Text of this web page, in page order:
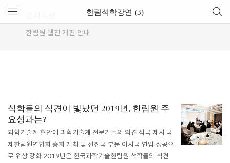
한림원 웹진 개편 안내
한림석학강연 (3)
석학들의 식견이 빛났던 2019년, 한림원 주
요성과는?
과학기술계 현안에 과학기술계 전문가들의 의견 적극 제시 국
제한림원연합회 총회 개최 및 선진국 부문 이사국 연임 성공으
로 위상 강화 2019년은 한국과학기술한림원 석학들의 식견